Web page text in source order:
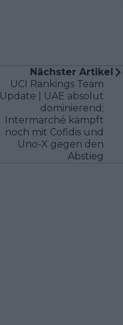
Nächster Artikel
UCI Rankings Team
Update | UAE absolut
dominierend;
Intermarché kämpft
noch mit Cofidis und
Uno-X gegen den
Abstieg